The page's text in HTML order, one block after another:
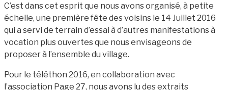
C’est dans cet esprit que nous avons organisé, à petite
échelle, une première fête des voisins le 14 Juillet 2016
qui a servi de terrain d’essai à d’autres manifestations à
vocation plus ouvertes que nous envisageons de
proposer à l’ensemble du village.
Pour le téléthon 2016, en collaboration avec
l’association Page 27, nous avons lu des extraits